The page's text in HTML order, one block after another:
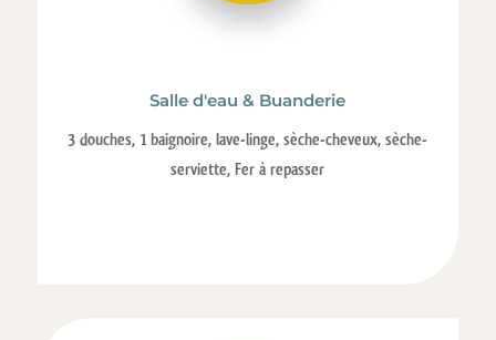
Salle d'eau & Buanderie
3 douches, 1 baignoire, lave-linge, sèche-cheveux, sèche-
serviette, Fer à repasser